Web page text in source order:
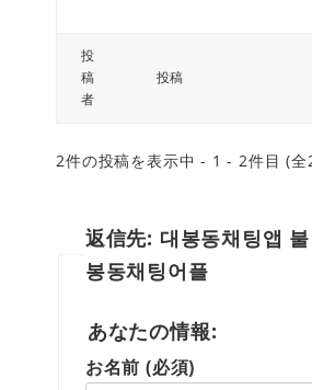
投
稿
者
投稿
2件の投稿を表示中 - 1 - 2件目 (全
返信先: 대봉동채팅앱
봉동채팅어플
あなたの情報:
お名前 (必須)